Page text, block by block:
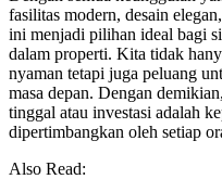
fasilitas modern, desain
ini menjadi pilihan ideal bagi
dalam properti. Kita tidak
nyaman tetapi juga peluang
masa depan. Dengan
tinggal atau investasi adalah
dipertimbangkan oleh setiap
Also Read: